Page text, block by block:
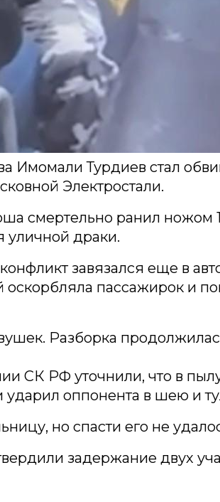
Имомали Турдиев стал
Электростали.
смертельно ранил ножом
уличной драки.
завязался еще в
пассажирок и
Разборка
СК РФ уточнили, что в
оппонента в шею и
но спасти его не
задержание двух